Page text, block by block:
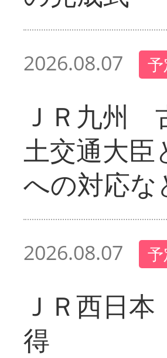
2026.08.07
ＪＲ九州
土交通大
への対応な
2026.08.07
ＪＲ西日
得